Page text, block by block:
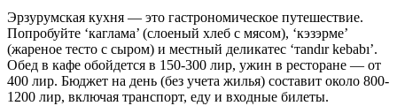
Эрзурумская кухня — это гастрономическое путешествие.
Попробуйте ‘каглама’ (слоеный хлеб с мясом), ‘кэзэрме’
(жареное тесто с сыром) и местный деликатес ‘тandır kebabı’.
Обед в кафе обойдется в 150-300 лир, ужин в ресторане — от
400 лир. Бюджет на день (без учета жилья) составит около 800-
1200 лир, включая транспорт, еду и входные билеты.